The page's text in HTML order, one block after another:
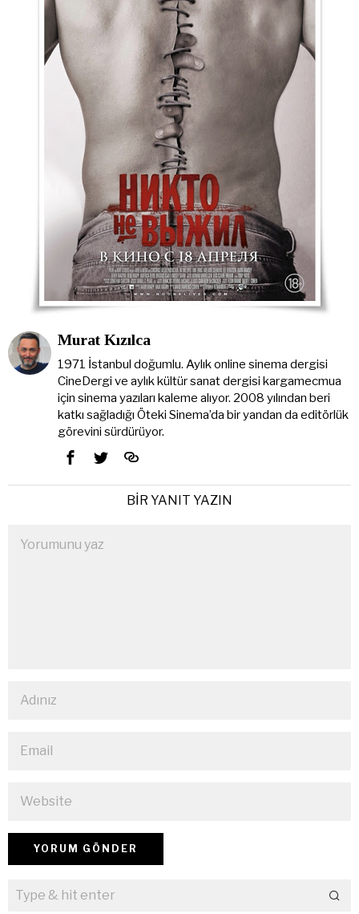
Murat Kızılca
1971 İstanbul doğumlu. Aylık online sinema dergisi
CineDergi ve aylık kültür sanat dergisi kargamecmua
için sinema yazıları kaleme alıyor. 2008 yılından beri
katkı sağladığı Öteki Sinema’da bir yandan da editörlük
görevini sürdürüyor.
BIR YANIT YAZIN